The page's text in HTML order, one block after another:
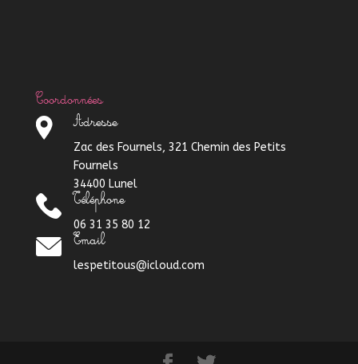
Coordonnées
Adresse
Zac des Fournels, 321 Chemin des Petits
Fournels
34400 Lunel
Téléphone
06 31 35 80 12
Email
lespetitous@icloud.com